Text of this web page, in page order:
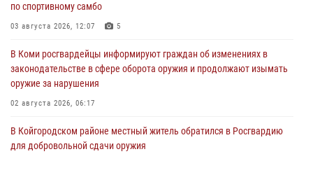
по спортивному самбо
03 августа 2026, 12:07 5
В Коми росгвардейцы информируют граждан об изменениях в
законодательстве в сфере оборота оружия и продолжают изымать
оружие за нарушения
02 августа 2026, 06:17
В Койгородском районе местный житель обратился в Росгвардию
для добровольной сдачи оружия